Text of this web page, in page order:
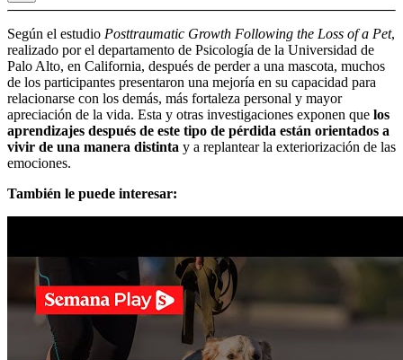
Según el estudio Posttraumatic Growth Following the Loss of a Pet,
realizado por el departamento de Psicología de la Universidad de
Palo Alto, en California, después de perder a una mascota, muchos
de los participantes presentaron una mejoría en su capacidad para
relacionarse con los demás, más fortaleza personal y mayor
apreciación de la vida. Esta y otras investigaciones exponen que los
aprendizajes después de este tipo de pérdida están orientados a
vivir de una manera distinta y a replantear la exteriorización de las
emociones.
También le puede interesar: